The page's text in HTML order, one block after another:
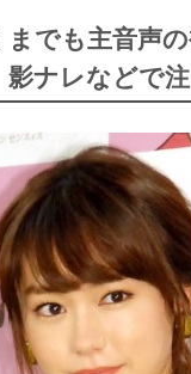
までも主音声
影ナレなどで